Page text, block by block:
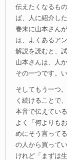
伝えたくなるも
ば、人に紹介し
巻末に山本さん
は、よくあるア
解説を読むと、
山本さんは、人
その一つです。
そしてもう一つ
く続けることで
本音で伝えてい
よく「何よりも
めにそう言って
の人から買って
けれど「まずは